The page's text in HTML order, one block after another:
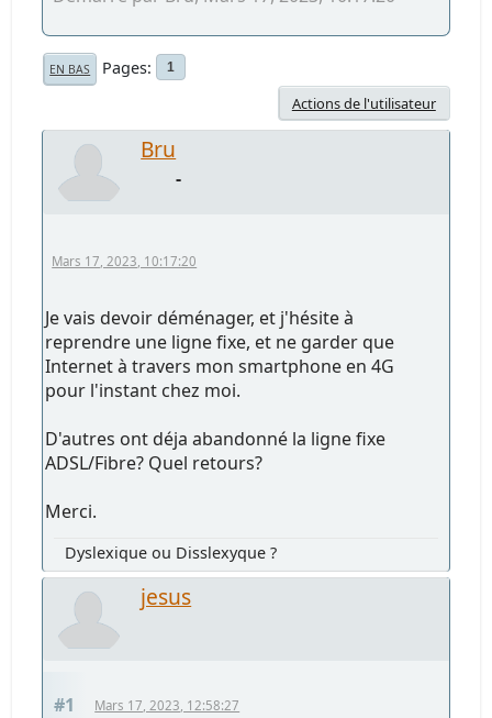
EN BAS Pages 1
Actions de l'utilisateur
Bru
-
Mars 17, 2023, 10:17:20
Je vais devoir déménager, et j'hésite à
reprendre une ligne fixe, et ne garder que
Internet à travers mon smartphone en 4G
pour l'instant chez moi.
D'autres ont déja abandonné la ligne fixe
ADSL/Fibre? Quel retours?
Merci.
Dyslexique ou Disslexyque ?
jesus
#1 Mars 17, 2023, 12:58:27